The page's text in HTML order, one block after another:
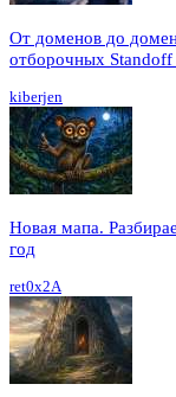
От доменов до
отборочных Standoff
kiberjen
Новая мапа.
год
ret0x2A